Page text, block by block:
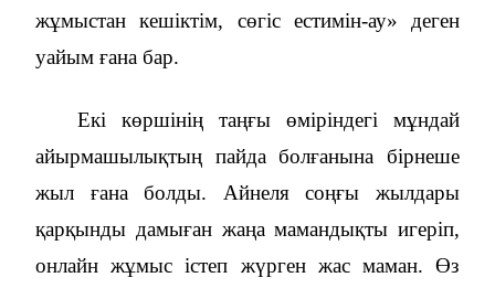
жұмыстан кешіктім, сөгіс естимін-ау» деген
уайым ғана бар.
Екі көршінің таңғы өміріндегі мұндай
айырмашылықтың пайда болғанына бірнеше
жыл ғана болды. Айнеля соңғы жылдары
қарқынды дамыған жаңа мамандықты игеріп,
онлайн жұмыс істеп жүрген жас маман. Өз